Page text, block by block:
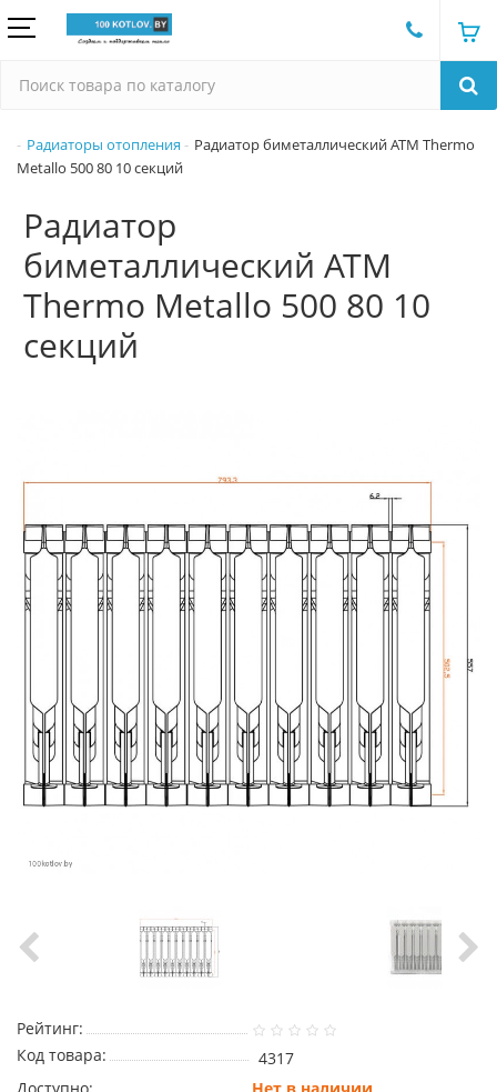
Радиаторы отопления
Радиатор биметаллический ATM Thermo
Metallo 500 80 10 секций
Радиатор
биметаллический ATM
Thermo Metallo 500 80 10
секций
Рейтинг:
Код товара:
4317